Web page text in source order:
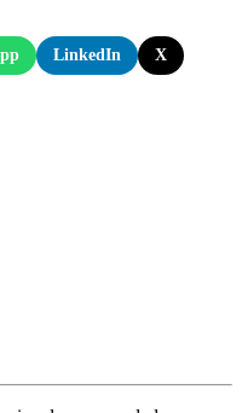
LinkedIn X